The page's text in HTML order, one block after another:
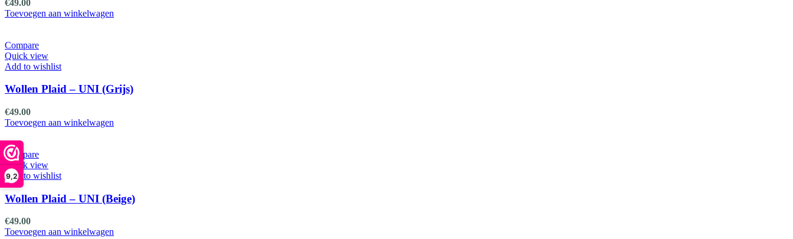
9,2
€49.00
Toevoegen aan winkelwagen
Compare
Quick view
Add to wishlist
Wollen Plaid – UNI (Grijs)
€49.00
Toevoegen aan winkelwagen
Compare
Quick view
Add to wishlist
Wollen Plaid – UNI (Beige)
€49.00
Toevoegen aan winkelwagen